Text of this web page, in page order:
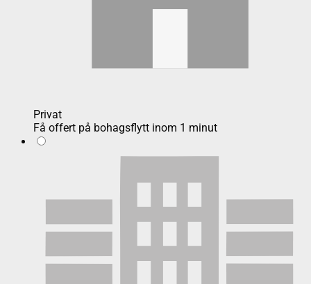
Privat
Få offert på bohagsflytt inom 1 minut